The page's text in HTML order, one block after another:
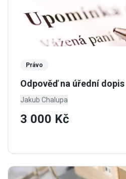
Právo
Odpověď na úřední dopis
Jakub Chalupa
3 000 Kč